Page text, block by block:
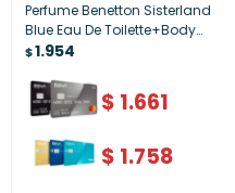
Perfume Benetton Sisterland
Blue Eau De Toilette+Body
Lotion
$1.954
$ 1.661
$ 1.758